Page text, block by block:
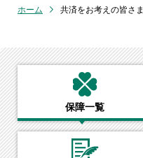
ホーム 共済をお考えの皆さま
保障一覧